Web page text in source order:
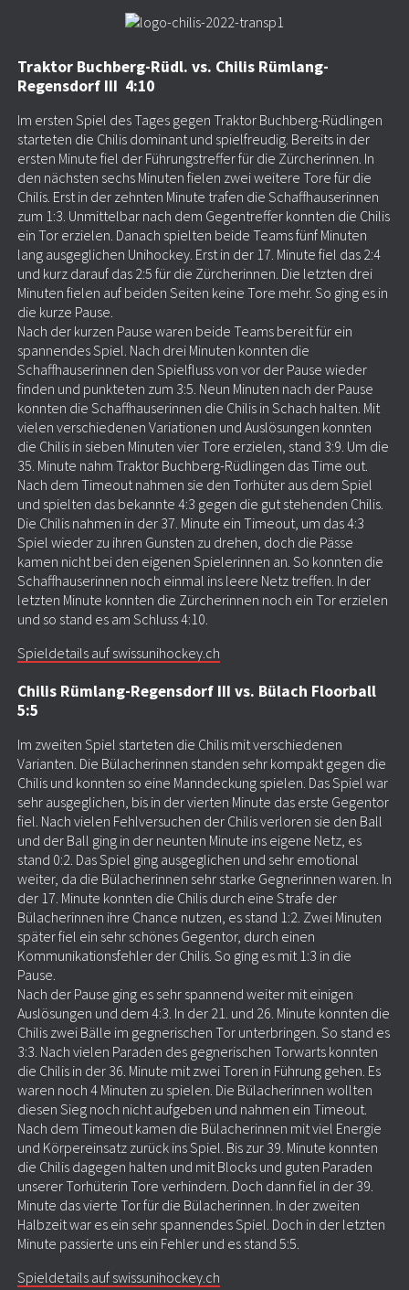
Traktor Buchberg-Rüdl. vs. Chilis Rümlang-
Regensdorf III 4:10
Im ersten Spiel des Tages gegen Traktor Buchberg-Rüdlingen
starteten die Chilis dominant und spielfreudig. Bereits in der
ersten Minute fiel der Führungstreffer für die Zürcherinnen. In
den nächsten sechs Minuten fielen zwei weitere Tore für die
Chilis. Erst in der zehnten Minute trafen die Schaffhauserinnen
zum 1:3. Unmittelbar nach dem Gegentreffer konnten die Chilis
ein Tor erzielen. Danach spielten beide Teams fünf Minuten
lang ausgeglichen Unihockey. Erst in der 17. Minute fiel das 2:4
und kurz darauf das 2:5 für die Zürcherinnen. Die letzten drei
Minuten fielen auf beiden Seiten keine Tore mehr. So ging es in
die kurze Pause.
Nach der kurzen Pause waren beide Teams bereit für ein
spannendes Spiel. Nach drei Minuten konnten die
Schaffhauserinnen den Spielfluss von vor der Pause wieder
finden und punkteten zum 3:5. Neun Minuten nach der Pause
konnten die Schaffhauserinnen die Chilis in Schach halten. Mit
vielen verschiedenen Variationen und Auslösungen konnten
die Chilis in sieben Minuten vier Tore erzielen, stand 3:9. Um die
35. Minute nahm Traktor Buchberg-Rüdlingen das Time out.
Nach dem Timeout nahmen sie den Torhüter aus dem Spiel
und spielten das bekannte 4:3 gegen die gut stehenden Chilis.
Die Chilis nahmen in der 37. Minute ein Timeout, um das 4:3
Spiel wieder zu ihren Gunsten zu drehen, doch die Pässe
kamen nicht bei den eigenen Spielerinnen an. So konnten die
Schaffhauserinnen noch einmal ins leere Netz treffen. In der
letzten Minute konnten die Zürcherinnen noch ein Tor erzielen
und so stand es am Schluss 4:10.
Spieldetails auf swissunihockey.ch
Chilis Rümlang-Regensdorf III vs. Bülach Floorball
5:5
Im zweiten Spiel starteten die Chilis mit verschiedenen
Varianten. Die Bülacherinnen standen sehr kompakt gegen die
Chilis und konnten so eine Manndeckung spielen. Das Spiel war
sehr ausgeglichen, bis in der vierten Minute das erste Gegentor
fiel. Nach vielen Fehlversuchen der Chilis verloren sie den Ball
und der Ball ging in der neunten Minute ins eigene Netz, es
stand 0:2. Das Spiel ging ausgeglichen und sehr emotional
weiter, da die Bülacherinnen sehr starke Gegnerinnen waren. In
der 17. Minute konnten die Chilis durch eine Strafe der
Bülacherinnen ihre Chance nutzen, es stand 1:2. Zwei Minuten
später fiel ein sehr schönes Gegentor, durch einen
Kommunikationsfehler der Chilis. So ging es mit 1:3 in die
Pause.
Nach der Pause ging es sehr spannend weiter mit einigen
Auslösungen und dem 4:3. In der 21. und 26. Minute konnten die
Chilis zwei Bälle im gegnerischen Tor unterbringen. So stand es
3:3. Nach vielen Paraden des gegnerischen Torwarts konnten
die Chilis in der 36. Minute mit zwei Toren in Führung gehen. Es
waren noch 4 Minuten zu spielen. Die Bülacherinnen wollten
diesen Sieg noch nicht aufgeben und nahmen ein Timeout.
Nach dem Timeout kamen die Bülacherinnen mit viel Energie
und Körpereinsatz zurück ins Spiel. Bis zur 39. Minute konnten
die Chilis dagegen halten und mit Blocks und guten Paraden
unserer Torhüterin Tore verhindern. Doch dann fiel in der 39.
Minute das vierte Tor für die Bülacherinnen. In der zweiten
Halbzeit war es ein sehr spannendes Spiel. Doch in der letzten
Minute passierte uns ein Fehler und es stand 5:5.
Spieldetails auf swissunihockey.ch